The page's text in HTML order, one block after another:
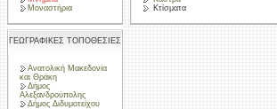
Μοναστήρια
ΓΕΩΓΡΑΦΙΚΕΣ ΤΟΠΟΘΕΣΙΕΣ
Ανατολική Μακεδονία
και Θράκη
Δήμος
Αλεξανδρούπολης
Δήμος Διδυμοτείχου
Κτίσματα